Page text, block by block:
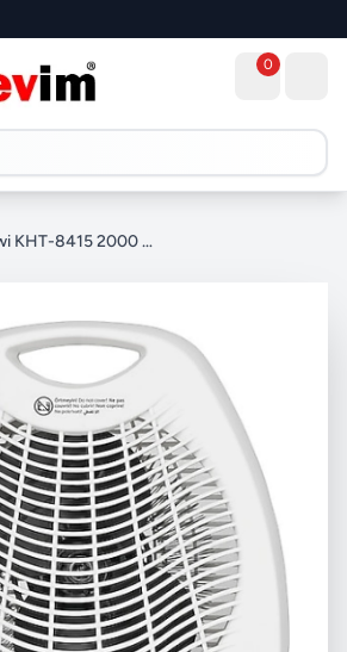
0
Kiwi KHT-8415 2000 W Fanlı Isıtıcı